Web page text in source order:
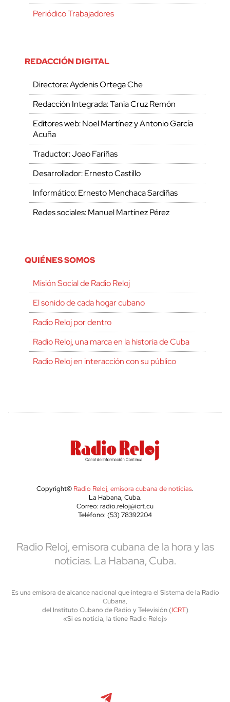
Periódico Trabajadores
REDACCIÓN DIGITAL
Directora: Aydenis Ortega Che
Redacción Integrada: Tania Cruz Remón
Editores web: Noel Martínez y Antonio García
Acuña
Traductor: Joao Fariñas
Desarrollador: Ernesto Castillo
Informático: Ernesto Menchaca Sardiñas
Redes sociales: Manuel Martínez Pérez
QUIÉNES SOMOS
Misión Social de Radio Reloj
El sonido de cada hogar cubano
Radio Reloj por dentro
Radio Reloj, una marca en la historia de Cuba
Radio Reloj en interacción con su público
Copyright© Radio Reloj, emisora cubana de noticias.
La Habana, Cuba.
Correo: radio.reloj@icrt.cu
Teléfono: (53) 78392204
Radio Reloj, emisora cubana de la hora y las
noticias. La Habana, Cuba.
Es una emisora de alcance nacional que integra el Sistema de la Radio
Cubana,
del Instituto Cubano de Radio y Televisión (ICRT)
«Si es noticia, la tiene Radio Reloj»